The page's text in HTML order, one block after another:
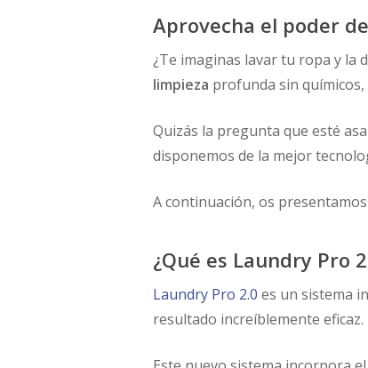
Aprovecha el poder
¿Te imaginas lavar tu ropa y la
limpieza profunda sin
Quizás la pregunta que esté
disponemos de la mejor
A continuación, os
¿Qué es Laundry Pro
Laundry Pro 2.0 es un sistema
resultado increíblemente eficaz.